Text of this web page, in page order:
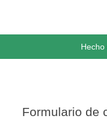
Hecho
Formulario de